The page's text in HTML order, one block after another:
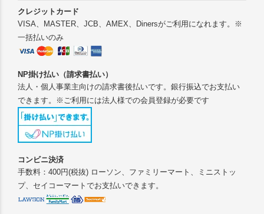
クレジットカード
VISA、MASTER、JCB、AMEX、Dinersがご利用になれます。※
一括払いのみ
NP掛け払い（請求書払い）
法人・個人事業主向けの請求書後払いです。銀行振込でお支払い
できます。※ご利用には法人様での会員登録が必要です
コンビニ決済
手数料：400円(税抜) ローソン、ファミリーマート、ミニストッ
プ、セイコーマートでお支払いできます。